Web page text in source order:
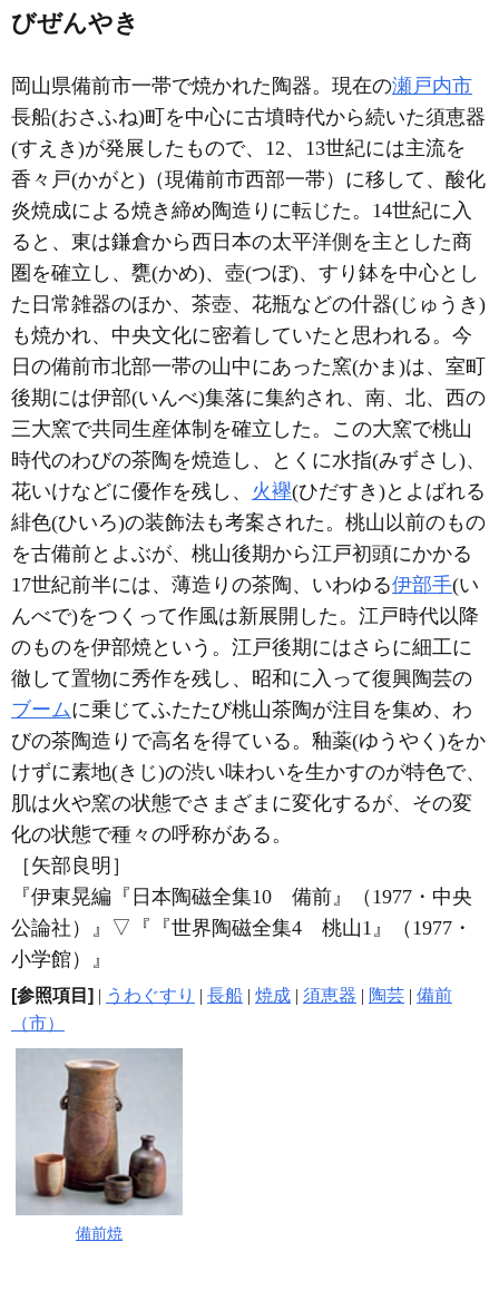
びぜんやき
岡山県備前市一帯で焼かれた陶器。現在の瀬戸内市
長船(おさふね)町を中心に古墳時代から続いた須恵器
(すえき)が発展したもので、12、13世紀には主流を
香々戸(かがと)（現備前市西部一帯）に移して、酸化
炎焼成による焼き締め陶造りに転じた。14世紀に入
ると、東は鎌倉から西日本の太平洋側を主とした商
圏を確立し、甕(かめ)、壺(つぼ)、すり鉢を中心とし
た日常雑器のほか、茶壺、花瓶などの什器(じゅうき)
も焼かれ、中央文化に密着していたと思われる。今
日の備前市北部一帯の山中にあった窯(かま)は、室町
後期には伊部(いんべ)集落に集約され、南、北、西の
三大窯で共同生産体制を確立した。この大窯で桃山
時代のわびの茶陶を焼造し、とくに水指(みずさし)、
花いけなどに優作を残し、 火襷(ひだすき)とよばれる
緋色(ひいろ)の装飾法も考案された。桃山以前のもの
を古備前とよぶが、桃山後期から江戸初頭にかかる
17世紀前半には、薄造りの茶陶、いわゆる伊部手(い
んべで)をつくって作風は新展開した。江戸時代以降
のものを伊部焼という。江戸後期にはさらに細工に
徹して置物に秀作を残し、昭和に入って復興陶芸の
ブームに乗じてふたたび桃山茶陶が注目を集め、わ
びの茶陶造りで高名を得ている。釉薬(ゆうやく)をか
けずに素地(きじ)の渋い味わいを生かすのが特色で、
肌は火や窯の状態でさまざまに変化するが、その変
化の状態で種々の呼称がある。
［矢部良明］
『伊東晃編『日本陶磁全集10 備前』（1977・中央
公論社）』 ▽ 『『世界陶磁全集4 桃山1』（1977・
小学館）』
[参照項目] | うわぐすり | 長船 | 焼成 | 須恵器 | 陶芸 | 備前
（市）
備前焼